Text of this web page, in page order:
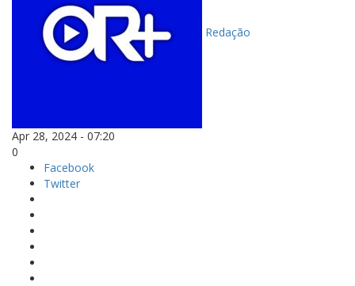
Redação
Apr 28, 2024 - 07:20
0
Facebook
Twitter